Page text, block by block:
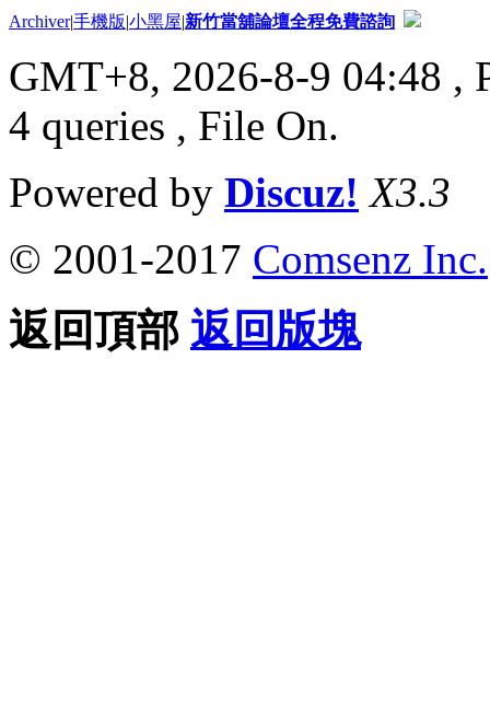
Archiver|手機版|小黑屋|新竹當舖論壇全程免費諮詢
GMT+8, 2026-8-9 04:48 ,
4 queries , File On.
Powered by Discuz! X3.3
© 2001-2017 Comsenz Inc.
返回頂部 返回版塊